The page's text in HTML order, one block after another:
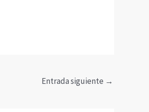
Entrada siguiente →